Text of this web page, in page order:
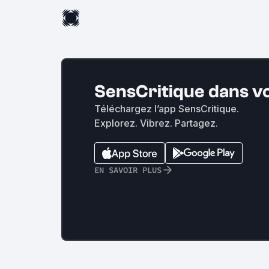
SensCritique dans
Téléchargez l’app SensCritique.
Explorez. Vibrez. Partagez.
EN SAVOIR PLUS